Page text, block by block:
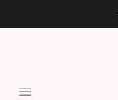
Open menu